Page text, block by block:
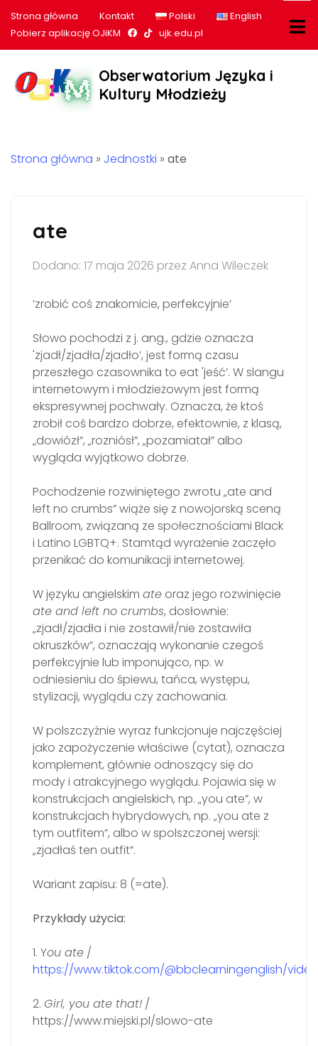
Strona główna Kontakt Polski
English
Pobierz aplikację OJiKM
Nasz profil na Facebook
Nasz profil na tiktok
ujk.edu.pl
Obserwatorium Języka i
Kultury Młodzieży
Strona główna » Jednostki » ate
ate
Dodano: 17 maja 2026 przez Anna Wileczek
’zrobić coś znakomicie, perfekcyjnie’
Słowo pochodzi z j. ang., gdzie oznacza
'zjadł/zjadła/zjadło’, jest formą czasu
przeszłego czasownika to eat 'jeść’. W slangu
internetowym i młodzieżowym jest formą
ekspresywnej pochwały. Oznacza, że ktoś
zrobił coś bardzo dobrze, efektownie, z klasą,
„dowiózł”, „rozniósł”, „pozamiatał” albo
wygląda wyjątkowo dobrze.
Pochodzenie rozwiniętego zwrotu „ate and
left no crumbs” wiąże się z nowojorską sceną
Ballroom, związaną ze społecznościami Black
i Latino LGBTQ+. Stamtąd wyrażenie zaczęło
przenikać do komunikacji internetowej.
W języku angielskim ate oraz jego rozwinięcie
ate and left no crumbs, dosłownie:
„zjadł/zjadła i nie zostawił/nie zostawiła
okruszków”, oznaczają wykonanie czegoś
perfekcyjnie lub imponująco, np. w
odniesieniu do śpiewu, tańca, występu,
stylizacji, wyglądu czy zachowania.
W polszczyźnie wyraz funkcjonuje najczęściej
jako zapożyczenie właściwe (cytat), oznacza
komplement, głównie odnoszący się do
mody i atrakcyjnego wyglądu. Pojawia się w
konstrukcjach angielskich, np. „you ate”, w
konstrukcjach hybrydowych, np. „you ate z
tym outfitem”, albo w spolszczonej wersji:
„zjadłaś ten outfit”.
Wariant zapisu: 8 (=ate).
Przykłady użycia:
1. You ate /
https://www.tiktok.com/@bbclearningenglish/
2. Girl, you ate that! /
https://www.miejski.pl/slowo-ate